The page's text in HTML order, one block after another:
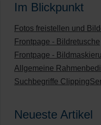
Im Blickpunkt
Fotos freistellen und
Frontpage - Bildretusche
Frontpage -
Allgemeine
Suchbegriffe
Neueste Artikel